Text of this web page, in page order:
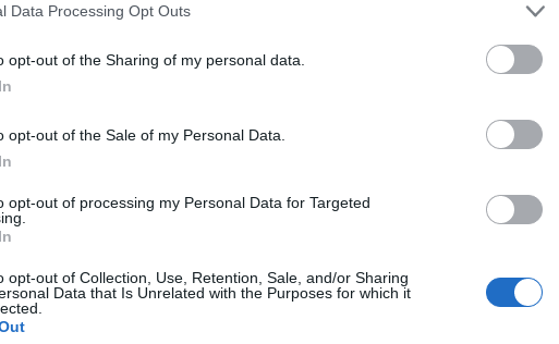
Data Processing Opt Outs
opt-out of the Sharing of my personal data.
opt-out of the Sale of my Personal Data.
opt-out of processing my Personal Data for Targeted
opt-out of Collection, Use, Retention, Sale, and/or Sharing
Data that Is Unrelated with the Purposes for which it
orafo alla
a Legnano
una professione che negli anni per la
una scelta di vita c’è la
parroco, che
da apprendista orafo in un prestigioso
si è accesa una scintilla che non si è